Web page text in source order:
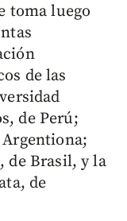
toma luego
de las
de Perú;
de Brasil, y la
de